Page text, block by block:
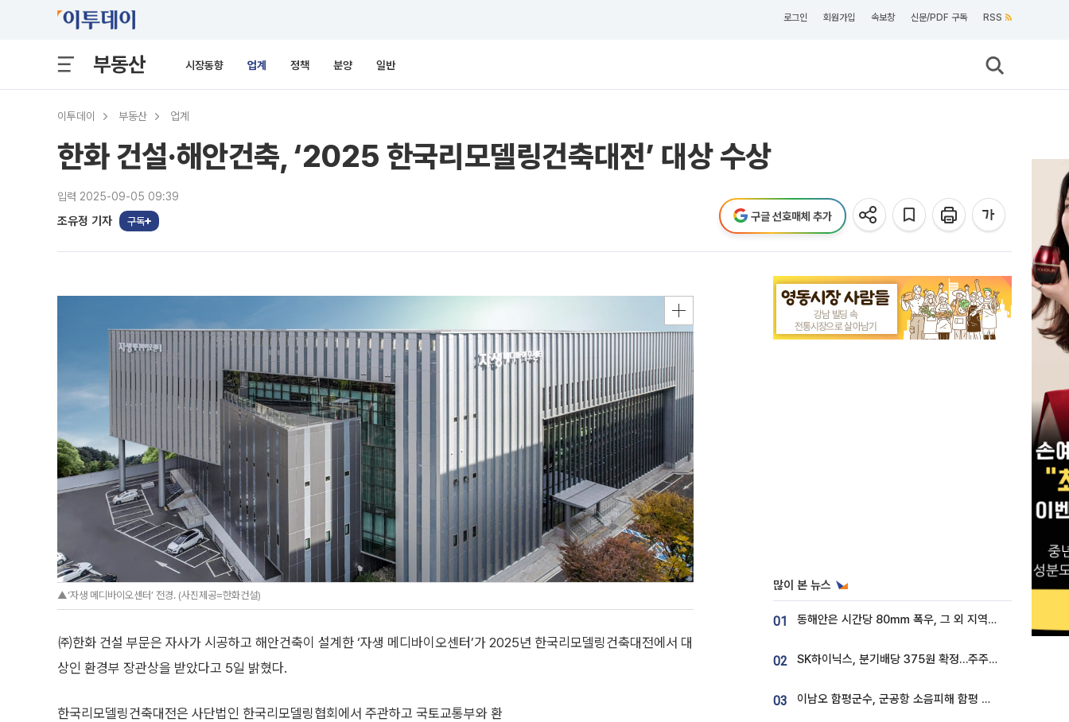
로그인 회원가입 속보창 신문/PDF 구독 RSS
부동산 시장동향 업계 정책 분양 일반
이투데이 부동산 업계
한화 건설·해안건축, ‘2025 한국리모델링건축대전’ 대상 수상
입력 2025-09-05 09:39
조유정 기자 구독 구글 선호매체 추가
▲‘자생 메디바이오센터’ 전경. (사진제공=한화건설)
㈜한화 건설 부문은 자사가 시공하고 해안건축이 설계한 ‘자생 메디바이오센터’가 2025년 한국리모델링건축대전에서 대
상인 환경부 장관상을 받았다고 5일 밝혔다.
한국리모델링건축대전은 사단법인 한국리모델링협회에서 주관하고 국토교통부와 환
많이 본 뉴스
01 동해안은 시간당 80㎜ 폭우, 그 외 지역은 폭염…‘극과 극 날씨’
02 SK하이닉스, 분기배당 375원 확정…주주환원책 9월로 앞당겨 발표
03 이남오 함평군수, 군공항 소음피해 함평 보상 요구